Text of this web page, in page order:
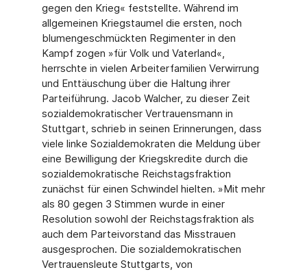
gegen den Krieg« feststellte. Während im
allgemeinen Kriegstaumel die ersten, noch
blumengeschmückten Regimenter in den
Kampf zogen »für Volk und Vaterland«,
herrschte in vielen Arbeiterfamilien Verwirrung
und Enttäuschung über die Haltung ihrer
Parteiführung. Jacob Walcher, zu dieser Zeit
sozialdemokratischer Vertrauensmann in
Stuttgart, schrieb in seinen Erinnerungen, dass
viele linke Sozialdemokraten die Meldung über
eine Bewilligung der Kriegskredite durch die
sozialdemokratische Reichstagsfraktion
zunächst für einen Schwindel hielten. »Mit mehr
als 80 gegen 3 Stimmen wurde in einer
Resolution sowohl der Reichstagsfraktion als
auch dem Parteivorstand das Misstrauen
ausgesprochen. Die sozialdemokratischen
Vertrauensleute Stuttgarts, von